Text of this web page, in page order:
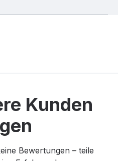
Kunden
Bewertungen – teile